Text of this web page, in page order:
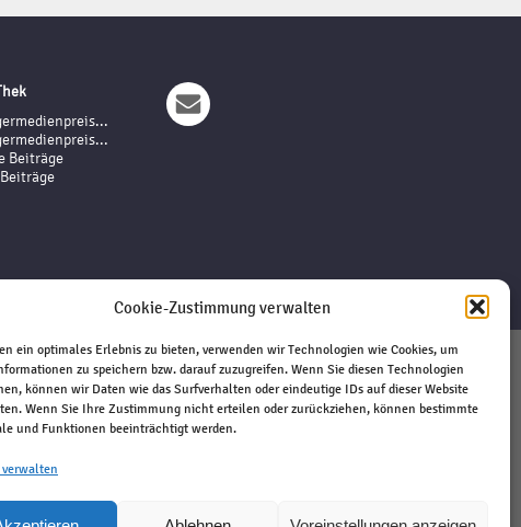
Cookie-Zustimmung verwalten
ein optimales Erlebnis zu bieten, verwenden wir Technologien wie Cookies, um
zu speichern bzw. darauf zuzugreifen. Wenn Sie diesen Technologien
können wir Daten wie das Surfverhalten oder eindeutige IDs auf dieser Website
Wenn Sie Ihre Zustimmung nicht erteilen oder zurückziehen, können bestimmte
und Funktionen beeinträchtigt werden.
verwalten
Beiträge
Impressum
Haftungsausschluss
Datenschutz